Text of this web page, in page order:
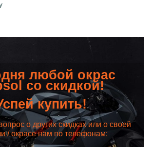
любой окрас
со скидкой!
купить!
о других скидках или о своей
/ окрасе нам по телефонам: